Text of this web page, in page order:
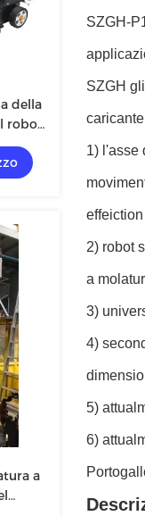
della
robot
a
SZGH-
SZGH
1) l'asse
2) robot
a
3)
4)
5)
6)